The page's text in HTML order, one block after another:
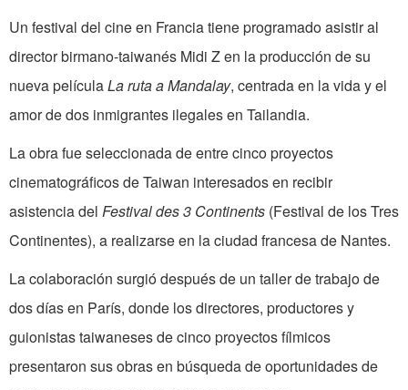
Un festival del cine en Francia tiene programado asistir al
director birmano-taiwanés Midi Z en la producción de su
nueva películaLa ruta a Mandalay, centrada en la vida y el
amor de dos inmigrantes ilegales en Tailandia.
La obra fue seleccionada de entre cinco proyectos
cinematográficos de Taiwan interesados en recibir
asistencia del Festival des 3 Continents (Festival de los Tres
Continentes), a realizarse en la ciudad francesa de Nantes.
La colaboración surgió después de un taller de trabajo de
dos días en París, donde los directores, productores y
guionistas taiwaneses de cinco proyectos fílmicos
presentaron sus obras en búsqueda de oportunidades de